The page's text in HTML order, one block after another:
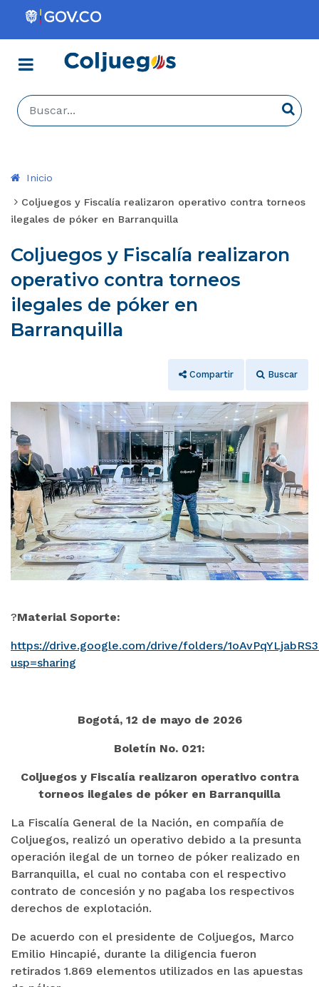
Coljuegos
Menú
Buscar...
Inicio
Coljuegos y Fiscalía realizaron operativo contra torneos
ilegales de póker en Barranquilla
Coljuegos y Fiscalía realizaron
operativo contra torneos
ilegales de póker en
Barranquilla
Compartir Buscar
?Material Soporte:
https://drive.google.com/drive/folders/
usp=sharing
Bogotá, 12 de mayo de 2026
Boletín No. 021:
Coljuegos y Fiscalía realizaron operativo contra
torneos ilegales de póker en Barranquilla
La Fiscalía General de la Nación, en compañía de
Coljuegos, realizó un operativo debido a la presunta
operación ilegal de un torneo de póker realizado en
Barranquilla, el cual no contaba con el respectivo
contrato de concesión y no pagaba los respectivos
derechos de explotación.
De acuerdo con el presidente de Coljuegos, Marco
Emilio Hincapié, durante la diligencia fueron
retirados 1.869 elementos utilizados en las apuestas